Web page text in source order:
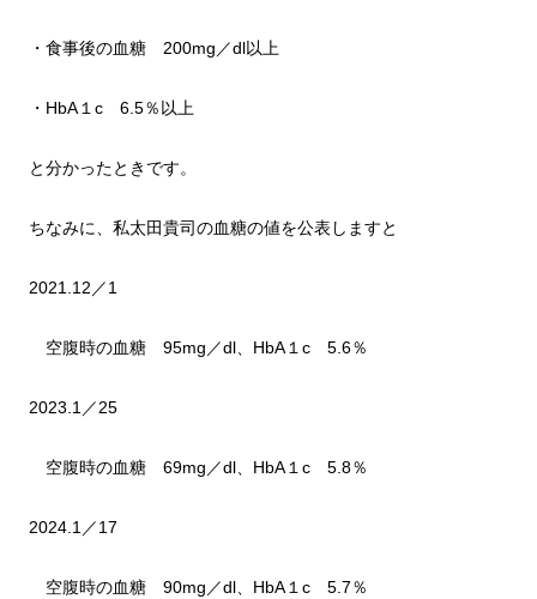
・食事後の血糖 200mg／dl以上
・HbA１c 6.5％以上
と分かったときです。
ちなみに、私太田貴司の血糖の値を公表しますと
2021.12／1
空腹時の血糖 95mg／dl、HbA１c 5.6％
2023.1／25
空腹時の血糖 69mg／dl、HbA１c 5.8％
2024.1／17
空腹時の血糖 90mg／dl、HbA１c 5.7％